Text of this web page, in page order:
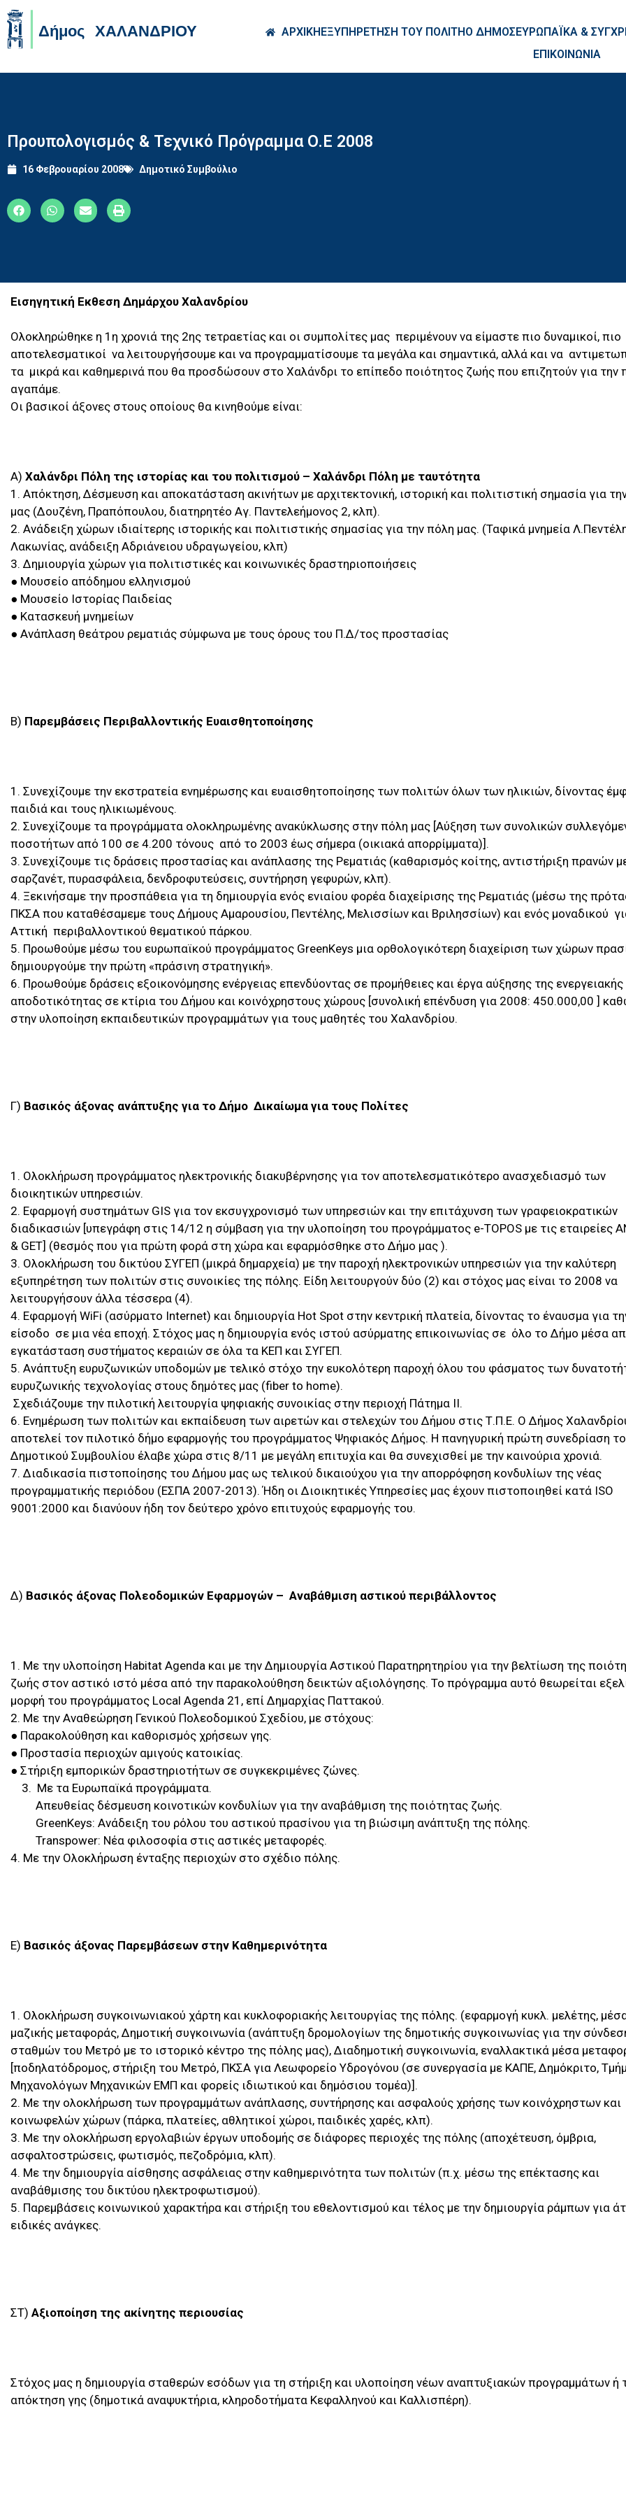
ΑΡΧΙΚΗΕΞΥΠΗΡΕΤΗΣΗ ΤΟΥ ΠΟΛΙΤΗΟ ΔΗΜΟΣΕΥΡΩΠΑΪΚΑ &
ΕΠΙΚΟΙΝΩΝΙΑ
Προυπολογισμός & Τεχνικό Πρόγραμμα Ο.Ε 2008
16 Φεβρουαρίου 2008 Δημοτικό Συμβούλιο
Εισηγητική Εκθεση Δημάρχου Χαλανδρίου
Ολοκληρώθηκε η 1η χρονιά της 2ης τετραετίας και οι συμπολίτες μας περιμένουν να είμαστε πιο δυναμικοί, πιο
αποτελεσματικοί να λειτουργήσουμε και να προγραμματίσουμε τα μεγάλα και σημαντικά, αλλά και να
τα μικρά και καθημερινά που θα προσδώσουν στο Χαλάνδρι το επίπεδο ποιότητος ζωής που επιζητούν για την
αγαπάμε.
Οι βασικοί άξονες στους οποίους θα κινηθούμε είναι:
Α) Χαλάνδρι Πόλη της ιστορίας και του πολιτισμού – Χαλάνδρι Πόλη με ταυτότητα
1. Απόκτηση, Δέσμευση και αποκατάσταση ακινήτων με αρχιτεκτονική, ιστορική και πολιτιστική σημασία για
μας (Δουζένη, Πραπόπουλου, διατηρητέο Αγ. Παντελεήμονος 2, κλπ).
2. Ανάδειξη χώρων ιδιαίτερης ιστορικής και πολιτιστικής σημασίας για την πόλη μας. (Ταφικά μνημεία
Λακωνίας, ανάδειξη Αδριάνειου υδραγωγείου, κλπ)
3. Δημιουργία χώρων για πολιτιστικές και κοινωνικές δραστηριοποιήσεις
● Μουσείο απόδημου ελληνισμού
● Μουσείο Ιστορίας Παιδείας
● Κατασκευή μνημείων
● Ανάπλαση θεάτρου ρεματιάς σύμφωνα με τους όρους του Π.Δ/τος προστασίας
Β) Παρεμβάσεις Περιβαλλοντικής Ευαισθητοποίησης
1. Συνεχίζουμε την εκστρατεία ενημέρωσης και ευαισθητοποίησης των πολιτών όλων των ηλικιών, δίνοντας
παιδιά και τους ηλικιωμένους.
2. Συνεχίζουμε τα προγράμματα ολοκληρωμένης ανακύκλωσης στην πόλη μας [Αύξηση των συνολικών
ποσοτήτων από 100 σε 4.200 τόνους από το 2003 έως σήμερα (οικιακά απορρίμματα)].
3. Συνεχίζουμε τις δράσεις προστασίας και ανάπλασης της Ρεματιάς (καθαρισμός κοίτης, αντιστήριξη πρανών
σαρζανέτ, πυρασφάλεια, δενδροφυτεύσεις, συντήρηση γεφυρών, κλπ).
4. Ξεκινήσαμε την προσπάθεια για τη δημιουργία ενός ενιαίου φορέα διαχείρισης της Ρεματιάς (μέσω της
ΠΚΣΑ που καταθέσαμεμε τους Δήμους Αμαρουσίου, Πεντέλης, Μελισσίων και Βριλησσίων) και ενός μοναδικού 
Αττική  περιβαλλοντικού θεματικού πάρκου.
5. Προωθούμε μέσω του ευρωπαϊκού προγράμματος GreenKeys μια ορθολογικότερη διαχείριση των χώρων
δημιουργούμε την πρώτη «πράσινη στρατηγική».
6. Προωθούμε δράσεις εξοικονόμησης ενέργειας επενδύοντας σε προμήθειες και έργα αύξησης της ενεργειακής
αποδοτικότητας σε κτίρια του Δήμου και κοινόχρηστους χώρους [συνολική επένδυση για 2008: 450.000,00 ]
στην υλοποίηση εκπαιδευτικών προγραμμάτων για τους μαθητές του Χαλανδρίου.
Γ) Βασικός άξονας ανάπτυξης για το Δήμο  Δικαίωμα για τους Πολίτες
1. Ολοκλήρωση προγράμματος ηλεκτρονικής διακυβέρνησης για τον αποτελεσματικότερο ανασχεδιασμό των
διοικητικών υπηρεσιών.
2. Εφαρμογή συστημάτων GIS για τον εκσυγχρονισμό των υπηρεσιών και την επιτάχυνση των γραφειοκρατικών
διαδικασιών [υπεγράφη στις 14/12 η σύμβαση για την υλοποίηση του προγράμματος e-TOPOS με τις εταιρείες
& GET] (θεσμός που για πρώτη φορά στη χώρα και εφαρμόσθηκε στο Δήμο μας ).
3. Ολοκλήρωση του δικτύου ΣΥΓΕΠ (μικρά δημαρχεία) με την παροχή ηλεκτρονικών υπηρεσιών για την καλύτερη
εξυπηρέτηση των πολιτών στις συνοικίες της πόλης. Είδη λειτουργούν δύο (2) και στόχος μας είναι το 2008 να
λειτουργήσουν άλλα τέσσερα (4).
4. Εφαρμογή WiFi (ασύρματο Internet) και δημιουργία Hot Spot στην κεντρική πλατεία, δίνοντας το έναυσμα για
είσοδο σε μια νέα εποχή. Στόχος μας η δημιουργία ενός ιστού ασύρματης επικοινωνίας σε όλο το Δήμο μέσα
εγκατάσταση συστήματος κεραιών σε όλα τα ΚΕΠ και ΣΥΓΕΠ.
5. Ανάπτυξη ευρυζωνικών υποδομών με τελικό στόχο την ευκολότερη παροχή όλου του φάσματος των
ευρυζωνικής τεχνολογίας στους δημότες μας (fiber to home).
Σχεδιάζουμε την πιλοτική λειτουργία ψηφιακής συνοικίας στην περιοχή Πάτημα ΙΙ.
6. Ενημέρωση των πολιτών και εκπαίδευση των αιρετών και στελεχών του Δήμου στις Τ.Π.Ε. Ο Δήμος
αποτελεί τον πιλοτικό δήμο εφαρμογής του προγράμματος Ψηφιακός Δήμος. Η πανηγυρική πρώτη συνεδρίαση
Δημοτικού Συμβουλίου έλαβε χώρα στις 8/11 με μεγάλη επιτυχία και θα συνεχισθεί με την καινούρια χρονιά.
7. Διαδικασία πιστοποίησης του Δήμου μας ως τελικού δικαιούχου για την απορρόφηση κονδυλίων της νέας
προγραμματικής περιόδου (ΕΣΠΑ 2007-2013). Ήδη οι Διοικητικές Υπηρεσίες μας έχουν πιστοποιηθεί κατά ISO
9001:2000 και διανύουν ήδη τον δεύτερο χρόνο επιτυχούς εφαρμογής του.
Δ) Βασικός άξονας Πολεοδομικών Εφαρμογών – Αναβάθμιση αστικού περιβάλλοντος
1. Με την υλοποίηση Habitat Agenda και με την Δημιουργία Αστικού Παρατηρητηρίου για την βελτίωση της
ζωής στον αστικό ιστό μέσα από την παρακολούθηση δεικτών αξιολόγησης. Το πρόγραμμα αυτό θεωρείται
μορφή του προγράμματος Local Agenda 21, επί Δημαρχίας Παττακού.
2. Με την Αναθεώρηση Γενικού Πολεοδομικού Σχεδίου, με στόχους:
● Παρακολούθηση και καθορισμός χρήσεων γης.
● Προστασία περιοχών αμιγούς κατοικίας.
● Στήριξη εμπορικών δραστηριοτήτων σε συγκεκριμένες ζώνες.
3. Με τα Ευρωπαϊκά προγράμματα.
Απευθείας δέσμευση κοινοτικών κονδυλίων για την αναβάθμιση της ποιότητας ζωής.
GreenΚeys: Ανάδειξη του ρόλου του αστικού πρασίνου για τη βιώσιμη ανάπτυξη της πόλης.
Transpower: Νέα φιλοσοφία στις αστικές μεταφορές.
4. Με την Ολοκλήρωση ένταξης περιοχών στο σχέδιο πόλης.
Ε) Βασικός άξονας Παρεμβάσεων στην Καθημερινότητα
1. Ολοκλήρωση συγκοινωνιακού χάρτη και κυκλοφοριακής λειτουργίας της πόλης. (εφαρμογή κυκλ. μελέτης,
μαζικής μεταφοράς, Δημοτική συγκοινωνία (ανάπτυξη δρομολογίων της δημοτικής συγκοινωνίας για την
σταθμών του Μετρό με το ιστορικό κέντρο της πόλης μας), Διαδημοτική συγκοινωνία, εναλλακτικά μέσα
[ποδηλατόδρομος, στήριξη του Μετρό, ΠΚΣΑ για Λεωφορείο Υδρογόνου (σε συνεργασία με ΚΑΠΕ, Δημόκριτο,
Μηχανολόγων Μηχανικών ΕΜΠ και φορείς ιδιωτικού και δημόσιου τομέα)].
2. Με την ολοκλήρωση των προγραμμάτων ανάπλασης, συντήρησης και ασφαλούς χρήσης των κοινόχρηστων και
κοινωφελών χώρων (πάρκα, πλατείες, αθλητικοί χώροι, παιδικές χαρές, κλπ).
3. Με την ολοκλήρωση εργολαβιών έργων υποδομής σε διάφορες περιοχές της πόλης (αποχέτευση, όμβρια,
ασφαλτοστρώσεις, φωτισμός, πεζοδρόμια, κλπ).
4. Με την δημιουργία αίσθησης ασφάλειας στην καθημερινότητα των πολιτών (π.χ. μέσω της επέκτασης και
αναβάθμισης του δικτύου ηλεκτροφωτισμού).
5. Παρεμβάσεις κοινωνικού χαρακτήρα και στήριξη του εθελοντισμού και τέλος με την δημιουργία ράμπων για
ειδικές ανάγκες.
ΣΤ) Αξιοποίηση της ακίνητης περιουσίας
Στόχος μας η δημιουργία σταθερών εσόδων για τη στήριξη και υλοποίηση νέων αναπτυξιακών προγραμμάτων ή
απόκτηση γης (δημοτικά αναψυκτήρια, κληροδοτήματα Κεφαλληνού και Καλλισπέρη).